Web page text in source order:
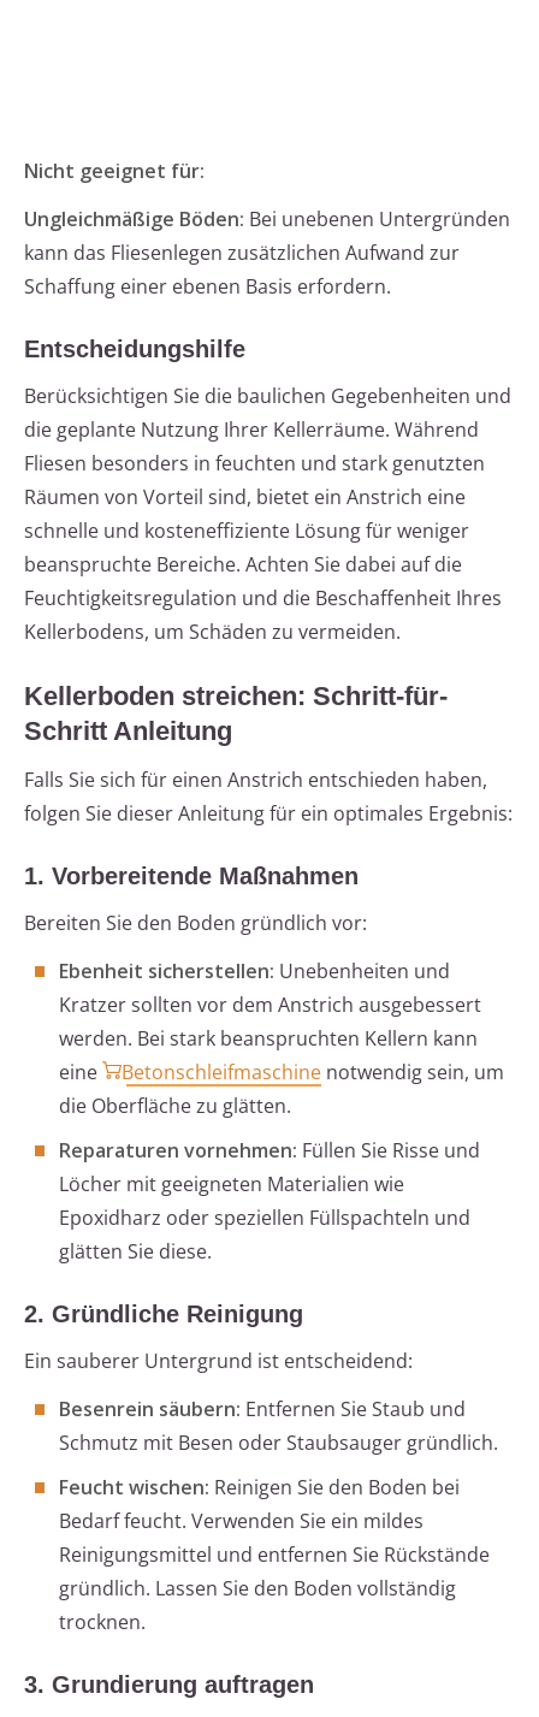
Nicht geeignet für:
Ungleichmäßige Böden: Bei unebenen Untergründen
kann das Fliesenlegen zusätzlichen Aufwand zur
Schaffung einer ebenen Basis erfordern.
Entscheidungshilfe
Berücksichtigen Sie die baulichen Gegebenheiten und
die geplante Nutzung Ihrer Kellerräume. Während
Fliesen besonders in feuchten und stark genutzten
Räumen von Vorteil sind, bietet ein Anstrich eine
schnelle und kosteneffiziente Lösung für weniger
beanspruchte Bereiche. Achten Sie dabei auf die
Feuchtigkeitsregulation und die Beschaffenheit Ihres
Kellerbodens, um Schäden zu vermeiden.
Kellerboden streichen: Schritt-für-
Schritt Anleitung
Falls Sie sich für einen Anstrich entschieden haben,
folgen Sie dieser Anleitung für ein optimales Ergebnis:
1. Vorbereitende Maßnahmen
Bereiten Sie den Boden gründlich vor:
Ebenheit sicherstellen: Unebenheiten und
Kratzer sollten vor dem Anstrich ausgebessert
werden. Bei stark beanspruchten Kellern kann
eine
Betonschleifmaschine notwendig sein, um
die Oberfläche zu glätten.
Reparaturen vornehmen: Füllen Sie Risse und
Löcher mit geeigneten Materialien wie
Epoxidharz oder speziellen Füllspachteln und
glätten Sie diese.
2. Gründliche Reinigung
Ein sauberer Untergrund ist entscheidend:
Besenrein säubern: Entfernen Sie Staub und
Schmutz mit Besen oder Staubsauger gründlich.
Feucht wischen: Reinigen Sie den Boden bei
Bedarf feucht. Verwenden Sie ein mildes
Reinigungsmittel und entfernen Sie Rückstände
gründlich. Lassen Sie den Boden vollständig
trocknen.
3. Grundierung auftragen